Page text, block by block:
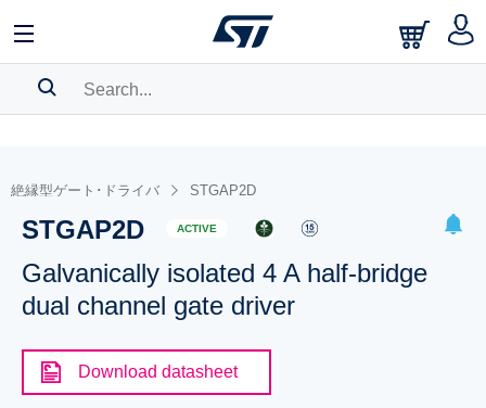
BOOKMARK
Pleaselog into show your saved searches.
絶縁型ゲート･ドライバ STGAP2D
STGAP2D ACTIVE
Galvanically isolated 4 A half-bridge
dual channel gate driver
Download datasheet